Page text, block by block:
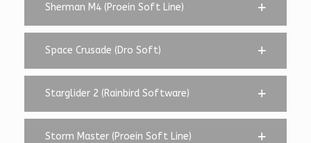
Sherman M4 (Proein Soft Line)
Space Crusade (Dro Soft)
Starglider 2 (Rainbird Software)
Storm Master (Proein Soft Line)